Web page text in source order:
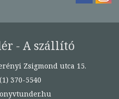
- A szállító
Zsigmond utca 15.
370-5540